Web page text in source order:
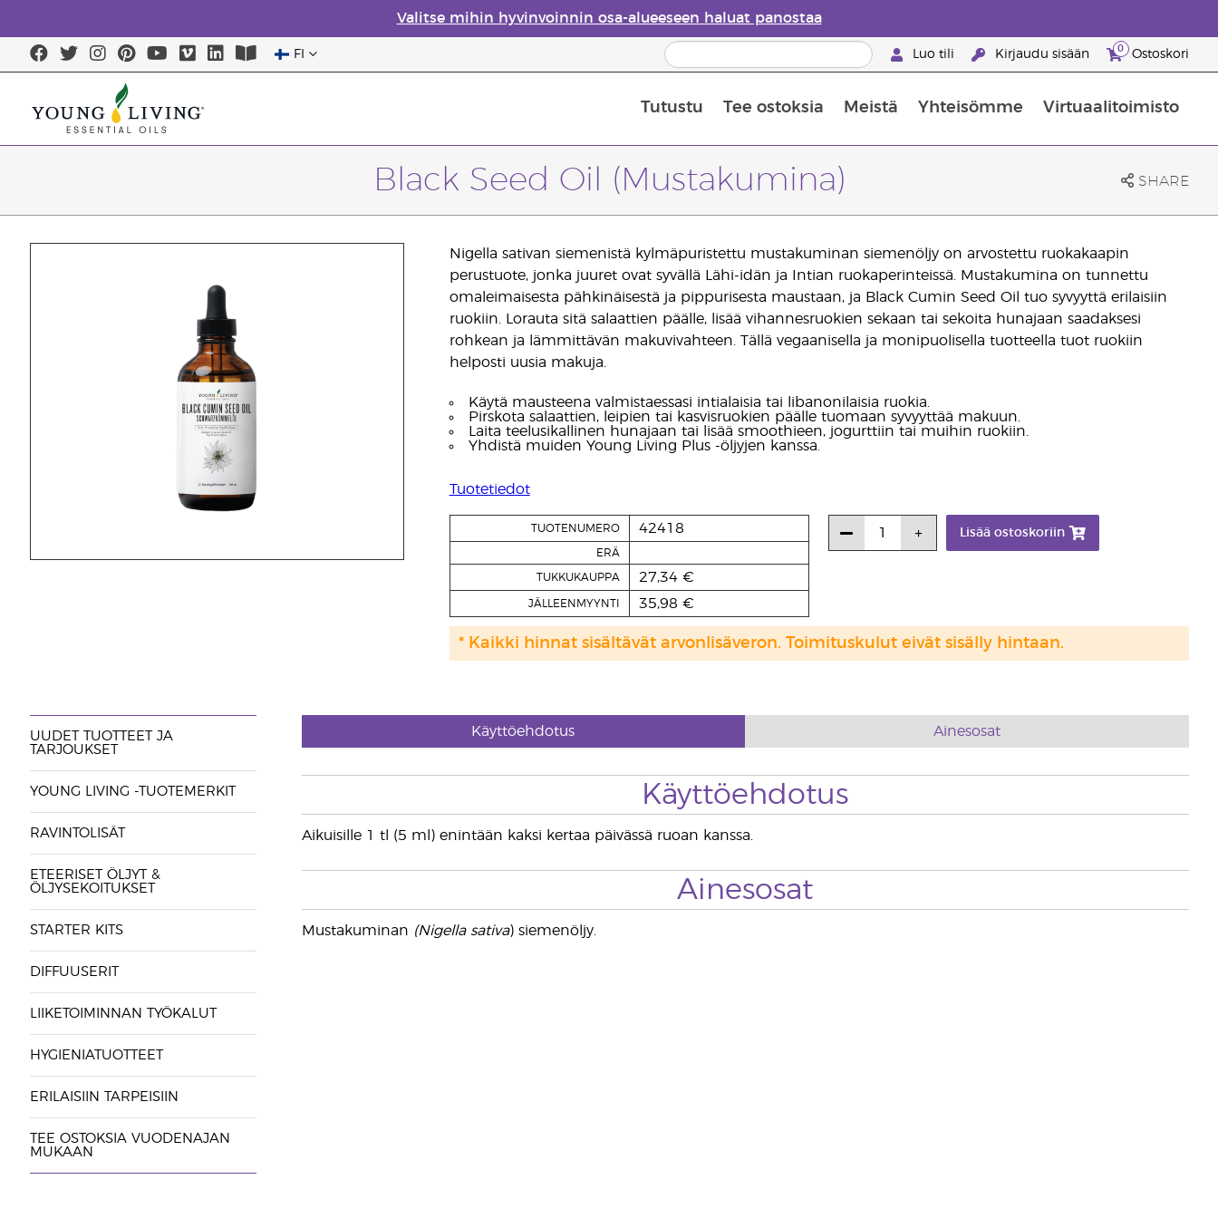
Valitse mihin hyvinvoinnin osa-alueeseen haluat panostaa
FI Luo tili Kirjaudu sisään 0 Ostoskori
Tutustu Tee ostoksia Meistä Yhteisömme Virtuaalitoimisto
Black Seed Oil (Mustakumina) SHARE
Nigella sativan siemenistä kylmäpuristettu mustakuminan siemenöljy on arvostettu ruokakaapin
perustuote, jonka juuret ovat syvällä Lähi-idän ja Intian ruokaperinteissä. Mustakumina on tunnettu
omaleimaisesta pähkinäisestä ja pippurisesta maustaan, ja Black Cumin Seed Oil tuo syvyyttä erilaisiin
ruokiin. Lorauta sitä salaattien päälle, lisää vihannesruokien sekaan tai sekoita hunajaan saadaksesi
rohkean ja lämmittävän makuvivahteen. Tällä vegaanisella ja monipuolisella tuotteella tuot ruokiin
helposti uusia makuja.
Käytä mausteena valmistaessasi intialaisia tai libanonilaisia ruokia.
Pirskota salaattien, leipien tai kasvisruokien päälle tuomaan syvyyttää makuun.
Laita teelusikallinen hunajaan tai lisää smoothieen, jogurttiin tai muihin ruokiin.
Yhdistä muiden Young Living Plus -öljyjen kanssa.
Tuotetiedot
TUOTENUMERO 42418
ERÄ
TUKKUKAUPPA 27,34 €
JÄLLEENMYYNTI 35,98 €
Lisää ostoskoriin
* Kaikki hinnat sisältävät arvonlisäveron. Toimituskulut eivät sisälly hintaan.
UUDET TUOTTEET JA
TARJOUKSET
YOUNG LIVING -TUOTEMERKIT
RAVINTOLISÄT
ETEERISET ÖLJYT &
ÖLJYSEKOITUKSET
STARTER KITS
DIFFUUSERIT
LIIKETOIMINNAN TYÖKALUT
HYGIENIATUOTTEET
ERILAISIIN TARPEISIIN
TEE OSTOKSIA VUODENAJAN
MUKAAN
Käyttöehdotus Ainesosat
Käyttöehdotus
Aikuisille 1 tl (5 ml) enintään kaksi kertaa päivässä ruoan kanssa.
Ainesosat
Mustakuminan (Nigella sativa) siemenöljy.